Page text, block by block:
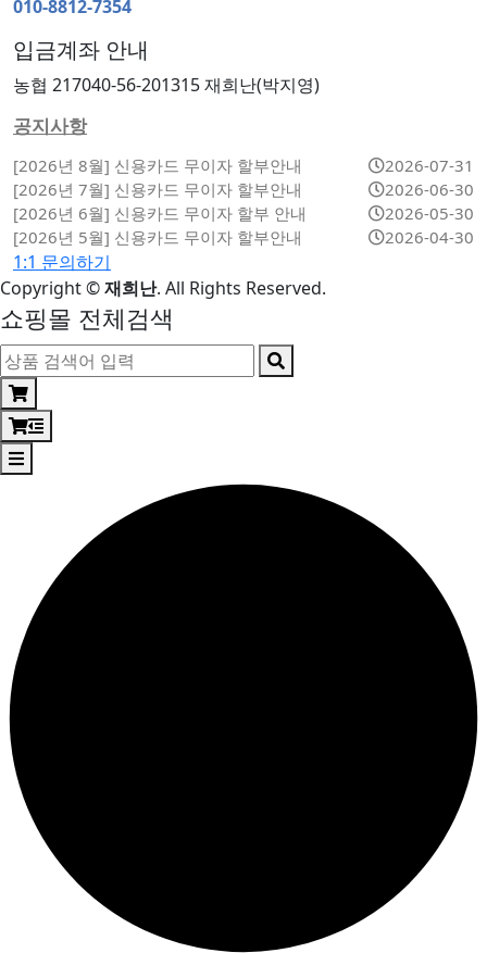
010-8812-7354
입금계좌 안내
농협 217040-56-201315 재희난(박지영)
공지사항
[2026년 8월] 신용카드 무이자 할부안내
2026-07-31
[2026년 7월] 신용카드 무이자 할부안내
2026-06-30
[2026년 6월] 신용카드 무이자 할부 안내
2026-05-30
[2026년 5월] 신용카드 무이자 할부안내
2026-04-30
1:1 문의하기
Copyright©재희난. All Rights Reserved.
쇼핑몰 전체검색